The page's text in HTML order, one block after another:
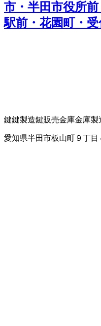
市・半田市役所
駅前・花園町・
鍵鍵製造鍵販売金庫金庫製
愛知県半田市板山町９丁目